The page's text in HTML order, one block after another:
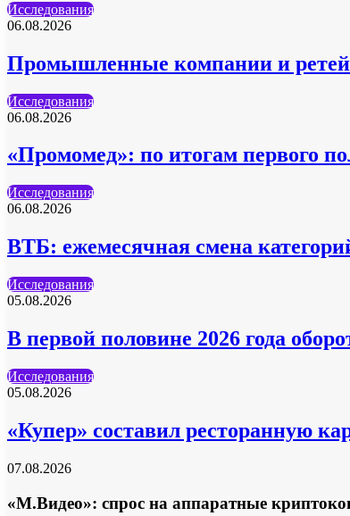
Исследования
06.08.2026
Промышленные компании и
Исследования
06.08.2026
«Промомед»: по итогам первого
Исследования
06.08.2026
ВТБ: ежемесячная смена
Исследования
05.08.2026
В первой половине 2026 года
Исследования
05.08.2026
«Купер» составил ресторанную
07.08.2026
«М.Видео»: спрос на аппаратные